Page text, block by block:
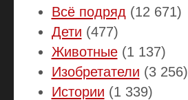
Всё подряд (12 671)
Дети (477)
Животные(1 137)
Изобретатели (3 256)
Истории (1 339)